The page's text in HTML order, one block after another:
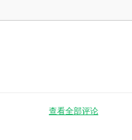
查看全部评论